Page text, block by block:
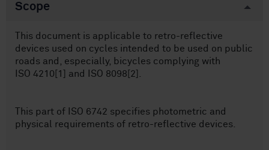
Scope
This document is applicable to retro-reflective
devices used on cycles intended to be used on public
roads and, especially, bicycles complying with
ISO 4210[1] and ISO 8098[2].
This part of ISO 6742 specifies photometric and
physical requirements of retro-reflective devices.